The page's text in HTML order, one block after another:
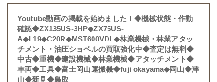
Youtube動画の掲載を始めました！◆機械状態・作動
確認◆ZX135US-3HP◆ZX75US-
A◆L19◆C20R◆MST600VDL◆林業機械・林業アタッ
チメント・油圧ショベルの買取強化中◆査定は無料◆
中古◆重機◆建設機械◆林業機械◆アタッチメント◆
車両◆工具◆富士岡山運搬機◆fuji okayama◆岡山◆津
山◆新見◆鳥取